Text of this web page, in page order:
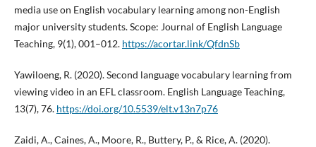
media use on English vocabulary learning among non-English
major university students. Scope: Journal of English Language
Teaching, 9(1), 001–012. https://acortar.link/QfdnSb
Yawiloeng, R. (2020). Second language vocabulary learning from
viewing video in an EFL classroom. English Language Teaching,
13(7), 76. https://doi.org/10.5539/elt.v13n7p76
Zaidi, A., Caines, A., Moore, R., Buttery, P., & Rice, A. (2020).